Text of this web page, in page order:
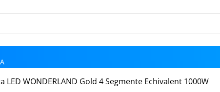
LED WONDERLAND Gold 4 Segmente Echivalent 1000W